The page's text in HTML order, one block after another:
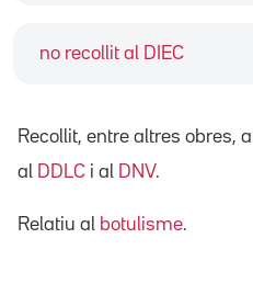
no recollit al DIEC
Recollit, entre altres obres, al
al
DDLC i al DNV.
Relatiu al botulisme.